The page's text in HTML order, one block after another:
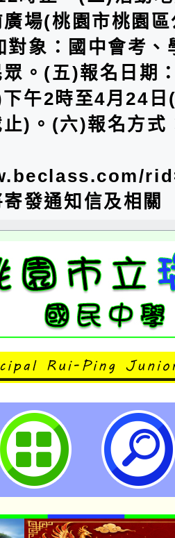
場(桃園市桃園
象：國中會考、
眾。(五)報名日期
午2時至4月24
)。(六)報名方式
發通知信及相關
設計者：徐嘉